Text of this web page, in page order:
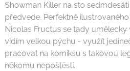
Showman Killer na sto
předvede. Perfektně
Nicolas Fructus se tady
vidím velkou pýchu - využít
pracovat na komiksu s takovou
někomu nepoštěstí.